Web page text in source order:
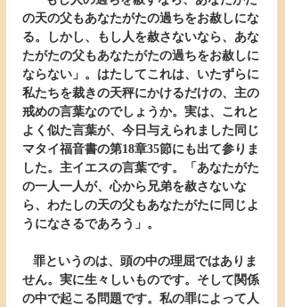
の天の父もあなたがたの過ちをお赦しにな
る。しかし、もし人を赦さないなら、あな
たがたの父もあなたがたの過ちをお赦しに
ならない」。はたしてこれは、いたずらに
私たちを裁きの天秤にかけるだけの、主の
戒めの言葉なのでしょうか。実は、これと
よく似た言葉が、今日与えられました同じ
マタイ福音書の第18章35節にも出て参りま
した。主イエスの言葉です。「あなたがた
の一人一人が、心から兄弟を赦さないな
ら、わたしの天の父もあなたがたに同じよ
うになさるであろう」。
せん。実に生々しいものです。そして関係
の中で起こる問題です。私の罪によって人